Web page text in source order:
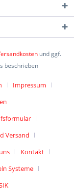
und ggf.
beschrieben
Impressum
Versand
Kontakt
Systeme